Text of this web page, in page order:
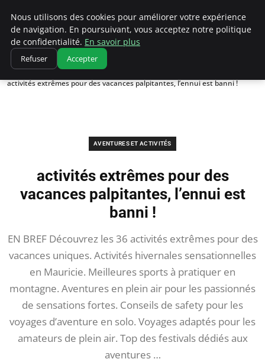
Correze Co
Accueil
Aventures et activités
activités extrêmes pour des vacances palpitantes, l’ennui est banni !
AVENTURES ET ACTIVITÉS
activités extrêmes pour des
vacances palpitantes, l’ennui est
banni !
EN BREF Découvrez les 36 activités extrêmes pour des
vacances uniques. Activités hivernales sensationnelles
en Mauricie. Meilleures sports à pratiquer en
montagne. Aventures en plein air pour les passionnés
de sensations fortes. Conseils de safety pour les
voyages d’aventure en solo. Voyages adaptés pour les
amateurs de plein air. Top des festivals dédiés aux
aventures …
Nous utilisons des cookies pour améliorer votre expérience
de navigation. En poursuivant, vous acceptez notre politique
de confidentialité. En savoir plus
Refuser Accepter